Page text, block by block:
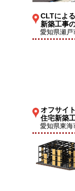
CLTによ
新築工事
愛知県瀬戸
オフサイ
住宅新築
愛知県東海